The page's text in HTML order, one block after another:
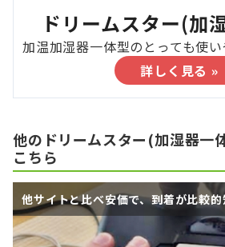
ドリームスター(加
加温加湿器一体型のとっても使い
詳しく見る »
他のドリームスター(加湿器一
こちら
他サイトと比べ安価で、到着が比較